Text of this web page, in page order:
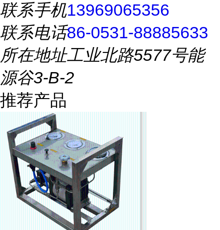
联系手机13969065356
联系电话86-0531-88885633
所在地址工业北路5577号能
源谷3-B-2
推荐产品